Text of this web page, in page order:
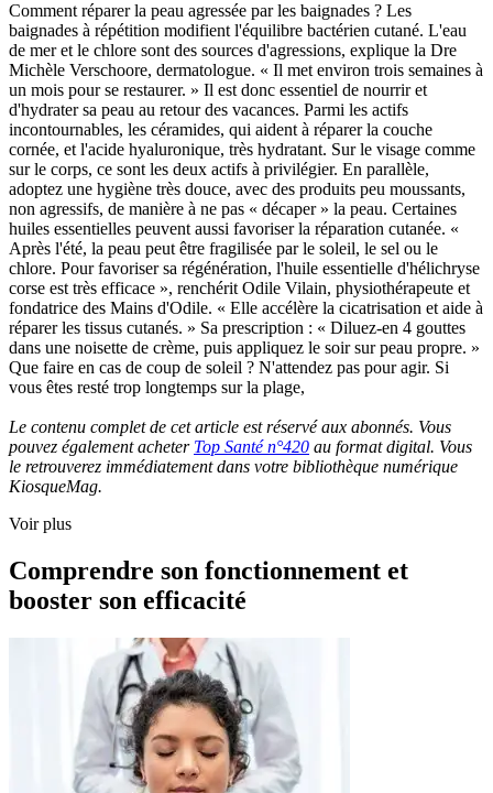
Comment réparer la peau agressée par les baignades ? Les
baignades à répétition modifient l'équilibre bactérien cutané. L'eau
de mer et le chlore sont des sources d'agressions, explique la Dre
Michèle Verschoore, dermatologue. « Il met environ trois semaines à
un mois pour se restaurer. » Il est donc essentiel de nourrir et
d'hydrater sa peau au retour des vacances. Parmi les actifs
incontournables, les céramides, qui aident à réparer la couche
cornée, et l'acide hyaluronique, très hydratant. Sur le visage comme
sur le corps, ce sont les deux actifs à privilégier. En parallèle,
adoptez une hygiène très douce, avec des produits peu moussants,
non agressifs, de manière à ne pas « décaper » la peau. Certaines
huiles essentielles peuvent aussi favoriser la réparation cutanée. «
Après l'été, la peau peut être fragilisée par le soleil, le sel ou le
chlore. Pour favoriser sa régénération, l'huile essentielle d'hélichryse
corse est très efficace », renchérit Odile Vilain, physiothérapeute et
fondatrice des Mains d'Odile. « Elle accélère la cicatrisation et aide à
réparer les tissus cutanés. » Sa prescription : « Diluez-en 4 gouttes
dans une noisette de crème, puis appliquez le soir sur peau propre. »
Que faire en cas de coup de soleil ? N'attendez pas pour agir. Si
vous êtes resté trop longtemps sur la plage,
Le contenu complet de cet article est réservé aux abonnés. Vous
pouvez également acheter Top Santé n°420 au format digital. Vous
le retrouverez immédiatement dans votre bibliothèque numérique
KiosqueMag.
Voir plus
Comprendre son fonctionnement et
booster son efficacité